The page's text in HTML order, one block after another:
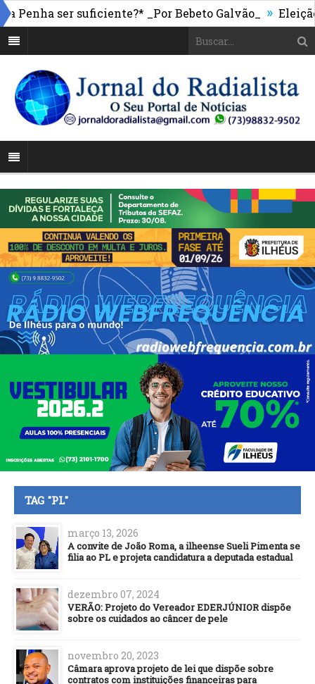
ser suficiente?* _Por Bebeto Galvão_ » Eleição
TAG "PL"
março 13, 2026
A convite de João Roma, a ilheense Sueli Pimenta se
filia ao PL e projeta candidatura a deputada estadual
dezembro 07, 2024
VERÃO: Projeto do Vereador EDERJÚNIOR dispõe
sobre os cuidados ao câncer de pele
novembro 20, 2023
Câmara aprova projeto de lei que dispõe sobre
contratos com instituições financeiras para